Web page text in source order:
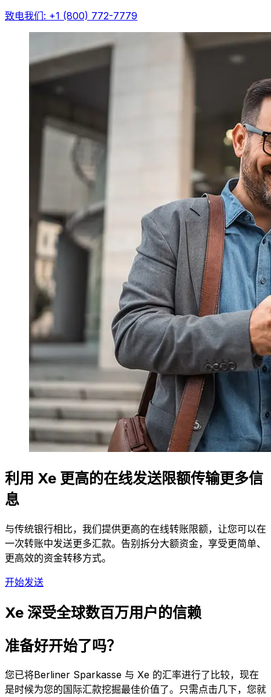
致电我们: +1 (800) 772-7779
利用 Xe 更高的在线发送限额传输更多信
息
与传统银行相比，我们提供更高的在线转账限额，让您可以在
一次转账中发送更多汇款。告别拆分大额资金，享受更简单、
更高效的资金转移方式。
开始发送
Xe 深受全球数百万用户的信赖
准备好开始了吗？
您已将Berliner Sparkasse 与 Xe 的汇率进行了比较，现在
是时候为您的国际汇款挖掘最佳价值了。只需点击几下，您就